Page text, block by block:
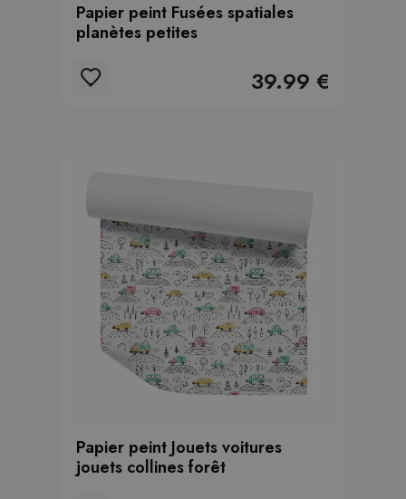
Papier peint Fusées spatiales
planètes petites
39.99 €
Papier peint Jouets voitures
jouets collines forêt